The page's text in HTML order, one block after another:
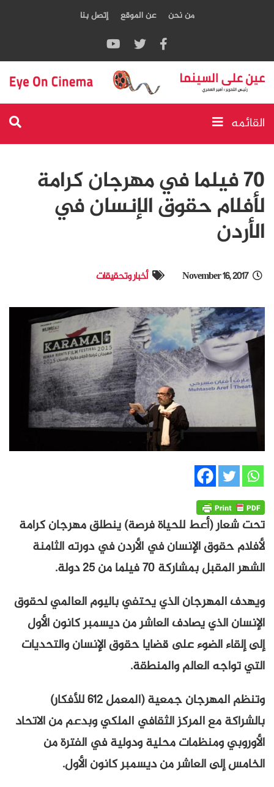
من نحن عن الموقع إتصل بنا
القائمه
70 فيلما في مهرجان كرامة
لأفلام حقوق الإنسان في
الأردن
November 16, 2017 أخبار وتحقيقات
تحت شعار (أعط للحياة فرصة) ينطلق مهرجان كرامة
لأفلام حقوق الإنسان في الأردن في دورته الثامنة
الشهر المقبل بمشاركة 70 فيلما من 25 دولة.
ويهدف المهرجان الذي يحتفي باليوم العالمي لحقوق
الإنسان الذي يصادف العاشر من ديسمبر كانون الأول
إلى إلقاء الضوء على قضايا حقوق الإنسان والتحديات
التي تواجه العالم والمنطقة.
وتنظم المهرجان جمعية (المعمل 612 للأفكار)
بالشراكة مع المركز الثقافي الملكي وبدعم من الاتحاد
الأوروبي ومنظمات محلية ودولية في الفترة من
الخامس إلى العاشر من ديسمبر كانون الأول.